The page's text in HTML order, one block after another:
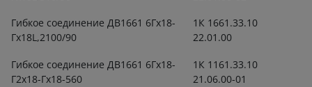
Гибкое соединение ДВ1661 6Гх18-
Гх18L,2100/90
1К 1661.33.10
22.01.00
Гибкое соединение ДВ1661 6Гх18-
Г2х18-Гх18-560
1К 1161.33.10
21.06.00-01